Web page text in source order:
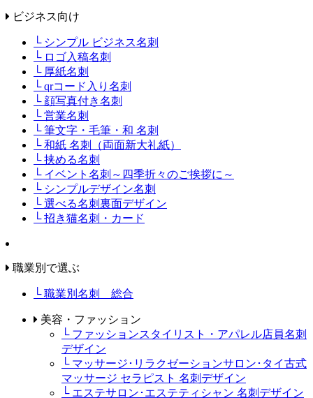
ビジネス向け
└ シンプル ビジネス名刺
└ ロゴ入稿名刺
└ 厚紙名刺
└ qrコード入り名刺
└ 顔写真付き名刺
└ 営業名刺
└ 筆文字・毛筆・和 名刺
└ 和紙 名刺（両面新大礼紙）
└ 挟める名刺
└ イベント名刺～四季折々のご挨拶に～
└ シンプルデザイン名刺
└ 選べる名刺裏面デザイン
└ 招き猫名刺・カード
職業別で選ぶ
└ 職業別名刺 総合
美容・ファッション
└ ファッションスタイリスト・アパレル店員名刺
デザイン
└ マッサージ･リラクゼーションサロン･タイ古式
マッサージ セラピスト 名刺デザイン
└ エステサロン･エステティシャン 名刺デザイン